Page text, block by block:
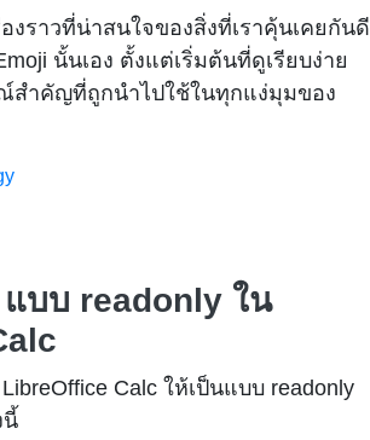
งราวที่น่าสนใจของสิ่งที่เราคุ้นเคยกันดี
นั้นเอง ตั้งแต่เริ่มต้นที่ดูเรียบง่าย
สำคัญที่ถูกนำไปใช้ในทุกแง่มุมของ
แบบ readonly ใน
Calc ให้เป็นแบบ readonly
นี้